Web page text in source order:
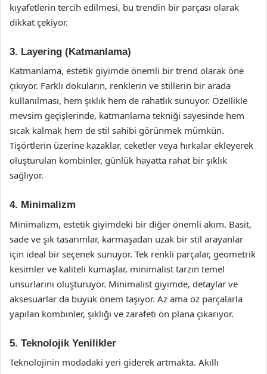
kıyafetlerin tercih edilmesi, bu trendin bir parçası olarak
dikkat çekiyor.
3. Layering (Katmanlama)
Katmanlama, estetik giyimde önemli bir trend olarak öne
çıkıyor. Farklı dokuların, renklerin ve stillerin bir arada
kullanılması, hem şıklık hem de rahatlık sunuyor. Özellikle
mevsim geçişlerinde, katmanlama tekniği sayesinde hem
sıcak kalmak hem de stil sahibi görünmek mümkün.
Tişörtlerin üzerine kazaklar, ceketler veya hırkalar ekleyerek
oluşturulan kombinler, günlük hayatta rahat bir şıklık
sağlıyor.
4. Minimalizm
Minimalizm, estetik giyimdeki bir diğer önemli akım. Basit,
sade ve şık tasarımlar, karmaşadan uzak bir stil arayanlar
için ideal bir seçenek sunuyor. Tek renkli parçalar, geometrik
kesimler ve kaliteli kumaşlar, minimalist tarzın temel
unsurlarını oluşturuyor. Minimalist giyimde, detaylar ve
aksesuarlar da büyük önem taşıyor. Az ama öz parçalarla
yapılan kombinler, şıklığı ve zarafeti ön plana çıkarıyor.
5. Teknolojik Yenilikler
Teknolojinin modadaki yeri giderek artmakta. Akıllı